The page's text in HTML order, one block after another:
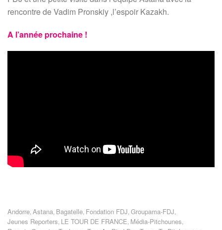
rencontre de Vadim Pronskiy ,l’espoir Kazakh.
A l’année prochaine !
Andorre Astana Bagatelle Fondation FDJ Groupama-FDJ
Jeunes Reporters LE TOUR DE FRANCE Média-Pitchounes